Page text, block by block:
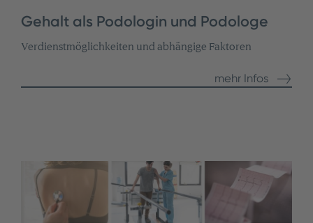
Gehalt als Podologin und Podologe
Verdienstmöglichkeiten und abhängige Faktoren
mehr Infos